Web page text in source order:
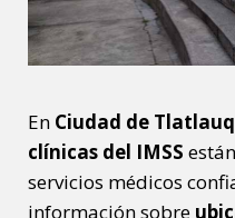
En Ciudad de
clínicas del IMSS
servicios médicos
información sobre